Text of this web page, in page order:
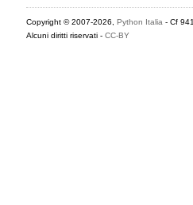
Copyright © 2007-2026, Python Italia - Cf
Alcuni diritti riservati - CC-BY